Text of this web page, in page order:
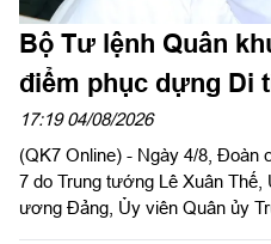
Bộ Tư lệnh Quân
điểm phục dựng Di
thành lập Quân khu
17:19 04/08/2026
(QK7 Online) - Ngày 4/8, Đoàn
7 do Trung tướng Lê Xuân Thế,
ương Đảng, Ủy viên Quân ủy